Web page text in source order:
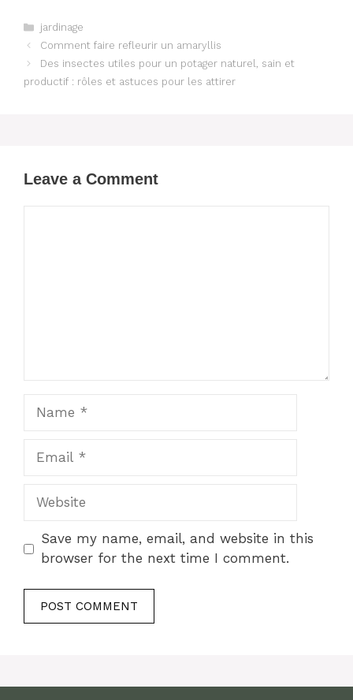
Categories
jardinage
Comment faire refleurir un amaryllis
Des insectes utiles pour un potager naturel, sain et
productif : rôles et astuces pour les attirer
Leave a Comment
Website
Save my name, email, and website in this
browser for the next time I comment.